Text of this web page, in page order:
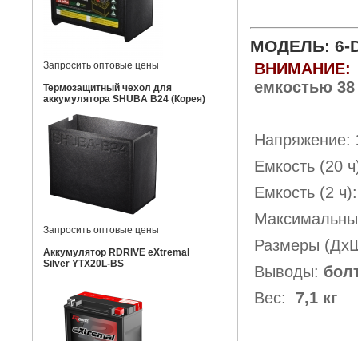
Запросить оптовые цены
Термозащитный чехол для
аккумулятора SHUBA B24 (Корея)
Запросить оптовые цены
Аккумулятор RDRIVE eXtremal
Silver YTX20L-BS
МОДЕЛЬ: 6-
ВНИМАНИЕ:
емкостью
Напряжение:
Емкость (20
Емкость (2
Размеры
Выводы:
Вес:
7,1 кг